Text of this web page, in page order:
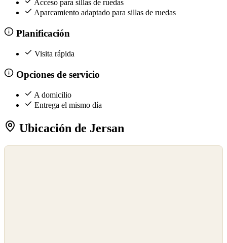
Acceso para sillas de ruedas
Aparcamiento adaptado para sillas de ruedas
Planificación
Visita rápida
Opciones de servicio
A domicilio
Entrega el mismo día
Ubicación de Jersan